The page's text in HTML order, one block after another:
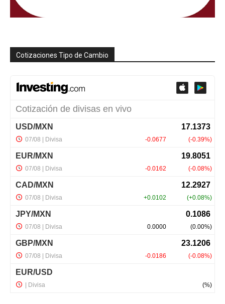
Cotizaciones Tipo de Cambio